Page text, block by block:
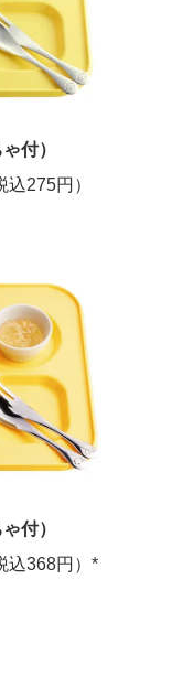
付）
275円）
付）
込368円）*